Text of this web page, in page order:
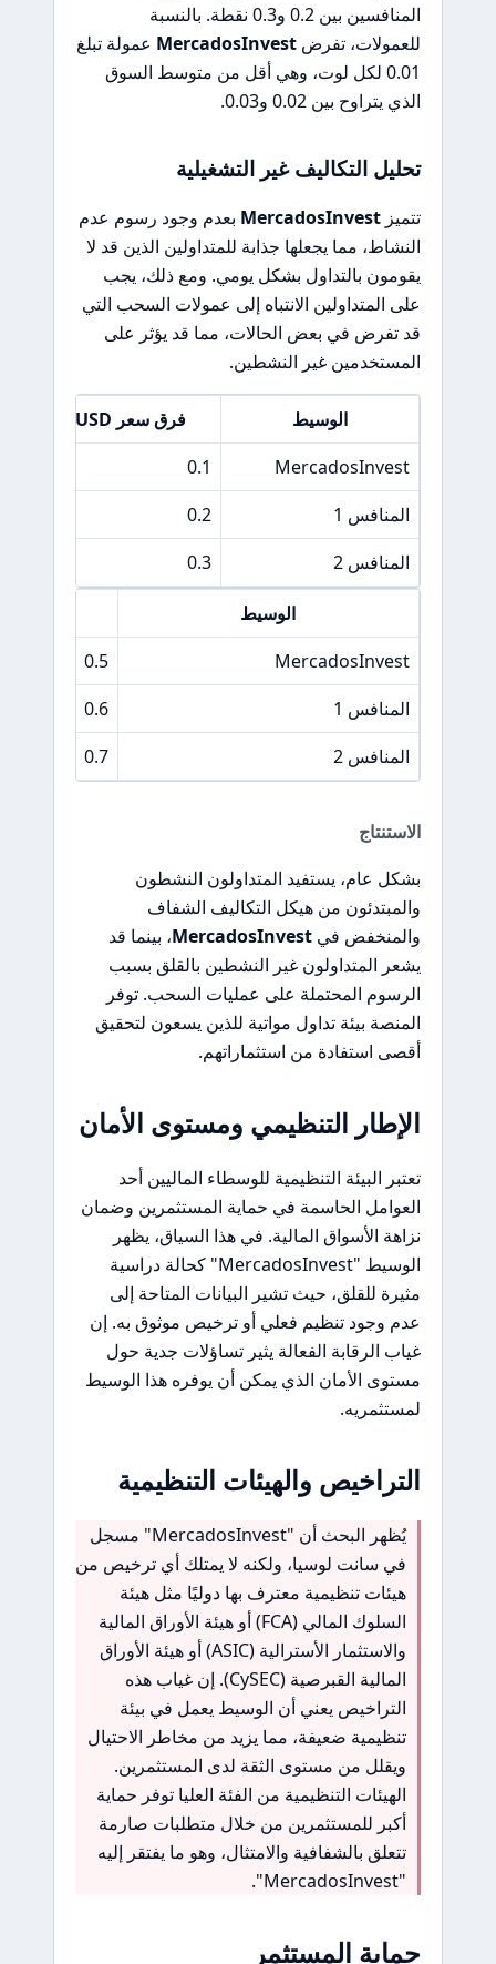
المنافسين بين 0.2 و0.3 نقطة. بالنسبة
للعمولات، تفرضMercadosInvest عمولة تبلغ
0.01 لكل لوت، وهي أقل من متوسط السوق
الذي يتراوح بين 0.02 و0.03.
تحليل التكاليف غير التشغيلية
تتميزMercadosInvest بعدم وجود رسوم عدم
النشاط، مما يجعلها جذابة للمتداولين الذين قد لا
يقومون بالتداول بشكل يومي. ومع ذلك، يجب
على المتداولين الانتباه إلى عمولات السحب التي
قد تفرض في بعض الحالات، مما قد يؤثر على
المستخدمين غير النشطين.
الوسيط
فرق سعر EUR/USD
MercadosInvest
0.1
المنافس 1
0.2
المنافس 2
0.3
الوسيط
MercadosInvest
0.5
المنافس 1
0.6
المنافس 2
0.7
الاستنتاج
بشكل عام، يستفيد المتداولون النشطون
والمبتدئون من هيكل التكاليف الشفاف
والمنخفض فيMercadosInvest، بينما قد
يشعر المتداولون غير النشطين بالقلق بسبب
الرسوم المحتملة على عمليات السحب. توفر
المنصة بيئة تداول مواتية للذين يسعون لتحقيق
أقصى استفادة من استثماراتهم.
الإطار التنظيمي ومستوى الأمان
تعتبر البيئة التنظيمية للوسطاء الماليين أحد
العوامل الحاسمة في حماية المستثمرين وضمان
نزاهة الأسواق المالية. في هذا السياق، يظهر
الوسيط "MercadosInvest" كحالة دراسية
مثيرة للقلق، حيث تشير البيانات المتاحة إلى
عدم وجود تنظيم فعلي أو ترخيص موثوق به. إن
غياب الرقابة الفعالة يثير تساؤلات جدية حول
مستوى الأمان الذي يمكن أن يوفره هذا الوسيط
لمستثمريه.
التراخيص والهيئات التنظيمية
يُظهر البحث أن "MercadosInvest" مسجل
في سانت لوسيا، ولكنه لا يمتلك أي ترخيص من
هيئات تنظيمية معترف بها دوليًا مثل هيئة
السلوك المالي (FCA) أو هيئة الأوراق المالية
والاستثمار الأسترالية (ASIC) أو هيئة الأوراق
المالية القبرصية (CySEC). إن غياب هذه
التراخيص يعني أن الوسيط يعمل في بيئة
تنظيمية ضعيفة، مما يزيد من مخاطر الاحتيال
ويقلل من مستوى الثقة لدى المستثمرين.
الهيئات التنظيمية من الفئة العليا توفر حماية
أكبر للمستثمرين من خلال متطلبات صارمة
تتعلق بالشفافية والامتثال، وهو ما يفتقر إليه
"MercadosInvest".
حماية المستثمر